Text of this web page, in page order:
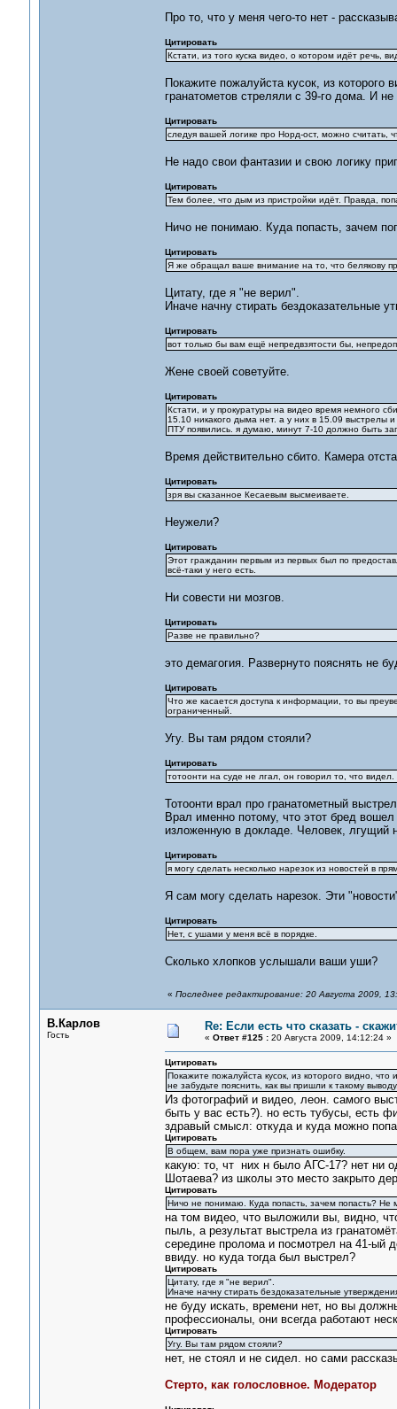
Про то, что у меня чего-то нет -
Цитировать
Кстати, из того куска видео, о котором идёт речь,
Покажите пожалуйста кусок, из которого
гранатометов стреляли с 39-го дома. И
Цитировать
следуя вашей логике про Норд-ост, можно считать,
Не надо свои фантазии и свою логику
Цитировать
Тем более, что дым из пристройки идёт. Правда,
Ничо не понимаю. Куда попасть, зачем
Цитировать
Я же обращал ваше внимание на то, что белякову
Цитату, где я "не верил".
Иначе начну стирать бездоказательные
Цитировать
вот только бы вам ещё непредвзятости бы,
Жене своей советуйте.
Цитировать
Кстати, и у прокуратуры на видео время немного
15.10 никакого дыма нет. а у них в 15.09 выстрелы
ПТУ появились. я думаю, минут 7-10 должно быть
Время действительно сбито. Камера
Цитировать
зря вы сказанное Кесаевым высмеиваете.
Неужели?
Цитировать
Этот гражданин первым из первых был по
всё-таки у него есть.
Ни совести ни мозгов.
Цитировать
Разве не правильно?
это демагогия. Развернуто пояснять не
Цитировать
Что же касается доступа к информации, то вы
ограниченный.
Угу. Вы там рядом стояли?
Цитировать
тотоонти на суде не лгал, он говорил то, что
Тотоонти врал про гранатометный
Врал именно потому, что этот бред
изложенную в докладе. Человек, лгущий
Цитировать
я могу сделать несколько нарезок из новостей в
Я сам могу сделать нарезок. Эти
Цитировать
Нет, с ушами у меня всё в порядке.
Сколько хлопков услышали ваши уши?
« Последнее редактирование: 20 Августа 2009,
В.Карлов
Гость
Re: Если есть что сказать -
« Ответ #125 :20 Августа 2009, 14:12:24 »
Цитировать
Покажите пожалуйста кусок, из которого видно,
не забудьте пояснить, как вы пришли к такому
Из фотографий и видео, леон. самого
быть у вас есть?). но есть тубусы, есть
здравый смысл: откуда и куда можно
Цитировать
В общем, вам пора уже признать ошибку.
какую: то, чт них н было АГС-17? нет ни
Шотаева? из школы это место закрыто
Цитировать
Ничо не понимаю. Куда попасть, зачем попасть? Не
на том видео, что выложили вы, видно,
пыль, а результат выстрела из
середине пролома и посмотрел на 41-ый
ввиду. но куда тогда был выстрел?
Цитировать
Цитату, где я "не верил".
Иначе начну стирать бездоказательные
не буду искать, времени нет, но вы
профессионалы, они всегда работают
Цитировать
Угу. Вы там рядом стояли?
нет, не стоял и не сидел. но сами
Стерто, как голословное. Модератор